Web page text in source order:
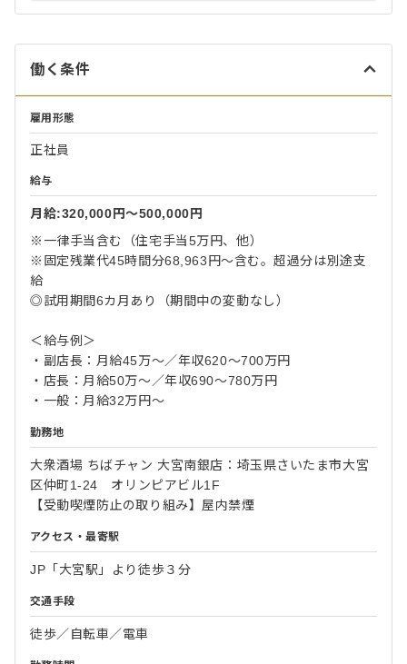
働く条件
雇用形態
正社員
給与
月給:320,000円〜500,000円
※一律手当含む（住宅手当5万円、他）
※固定残業代45時間分68,963円～含む。超過分は別途支
給
◎試用期間6カ月あり（期間中の変動なし）
＜給与例＞
・副店長：月給45万～／年収620～700万円
・店長：月給50万～／年収690～780万円
・一般：月給32万円～
勤務地
大衆酒場 ちばチャン 大宮南銀店：埼玉県さいたま市大宮
区仲町1-24 オリンピアビル1F
【受動喫煙防止の取り組み】屋内禁煙
アクセス・最寄駅
JP「大宮駅」より徒歩３分
交通手段
徒歩／自転車／電車